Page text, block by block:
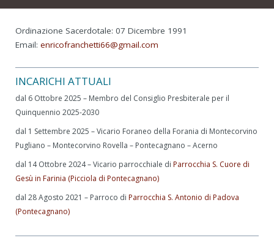
Ordinazione Sacerdotale: 07 Dicembre 1991
Email: enricofranchetti66@gmail.com
INCARICHI ATTUALI
dal 6 Ottobre 2025 – Membro del Consiglio Presbiterale per il
Quinquennio 2025-2030
dal 1 Settembre 2025 – Vicario Foraneo della Forania di Montecorvino
Pugliano – Montecorvino Rovella – Pontecagnano – Acerno
dal 14 Ottobre 2024 – Vicario parrocchiale di Parrocchia S. Cuore di
Gesù in Farinia (Picciola di Pontecagnano)
dal 28 Agosto 2021 – Parroco di Parrocchia S. Antonio di Padova
(Pontecagnano)